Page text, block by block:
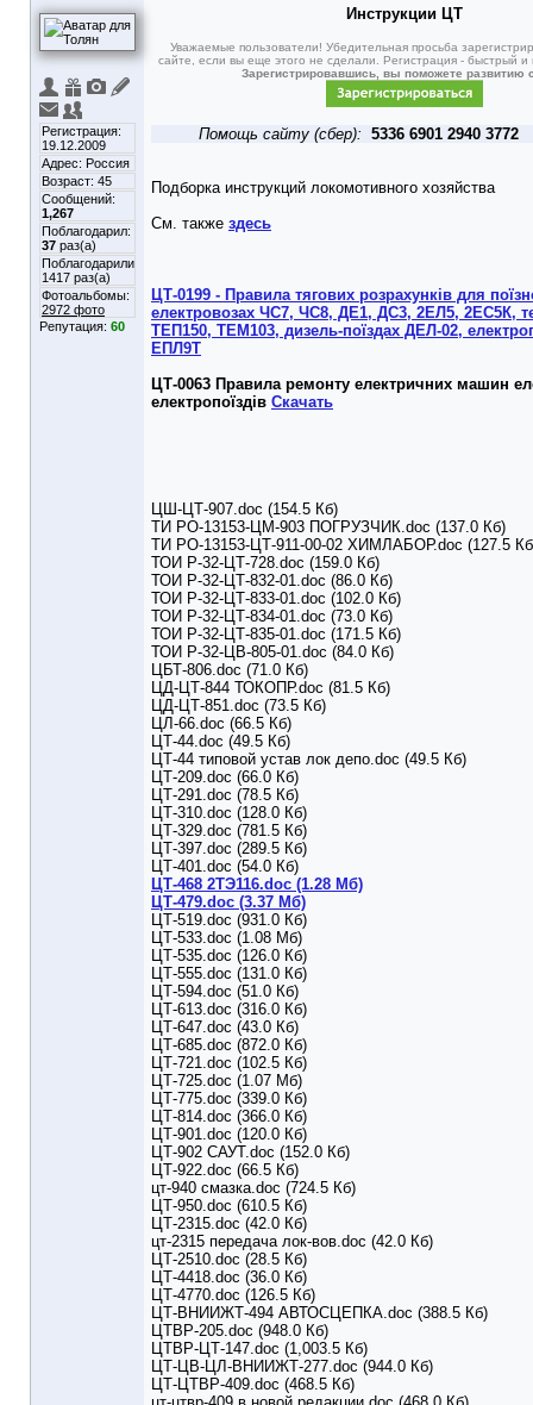
Регистрация:
19.12.2009
Адрес: Россия
Возраст: 45
Сообщений:
1,267
Поблагодарил:
37 раз(а)
Поблагодарили
1417 раз(а)
Фотоальбомы:
2972 фото
Репутация: 60
Инструкции ЦТ
Уважаемые пользователи! Убедительная просьба
сайте, если вы еще этого не сделали. Регистрация - быстрый
Зарегистрировавшись, вы поможете развитию
Помощь сайту (сбер): 5336 6901 2940 3772
Подборка инструкций локомотивного хозяйства
См. также здесь
ЦТ-0199 - Правила тягових розрахунків для
електровозах ЧС7, ЧС8, ДЕ1, ДС3, 2ЕЛ5, 2ЕС5К,
ТЕП150, ТЕМ103, дизель-поїздах ДЕЛ-02,
ЕПЛ9Т
ЦТ-0063 Правила ремонту електричних машин
електропоїздів Скачать
ЦШ-ЦТ-907.doc (154.5 Кб)
ТИ РО-13153-ЦМ-903 ПОГРУЗЧИК.doc (137.0 Кб)
ТИ РО-13153-ЦТ-911-00-02 ХИМЛАБОР.doc (127.5
ТОИ Р-32-ЦТ-728.doc (159.0 Кб)
ТОИ Р-32-ЦТ-832-01.doc (86.0 Кб)
ТОИ Р-32-ЦТ-833-01.doc (102.0 Кб)
ТОИ Р-32-ЦТ-834-01.doc (73.0 Кб)
ТОИ Р-32-ЦТ-835-01.doc (171.5 Кб)
ТОИ Р-32-ЦВ-805-01.doc (84.0 Кб)
ЦБТ-806.doc (71.0 Кб)
ЦД-ЦТ-844 ТОКОПР.doc (81.5 Кб)
ЦД-ЦТ-851.doc (73.5 Кб)
ЦЛ-66.doc (66.5 Кб)
ЦТ-44.doc (49.5 Кб)
ЦТ-44 типовой устав лок депо.doc (49.5 Кб)
ЦТ-209.doc (66.0 Кб)
ЦТ-291.doc (78.5 Кб)
ЦТ-310.doc (128.0 Кб)
ЦТ-329.doc (781.5 Кб)
ЦТ-397.doc (289.5 Кб)
ЦТ-401.doc (54.0 Кб)
ЦТ-468 2ТЭ116.doc (1.28 Мб)
ЦТ-479.doc (3.37 Мб)
ЦТ-519.doc (931.0 Кб)
ЦТ-533.doc (1.08 Мб)
ЦТ-535.doc (126.0 Кб)
ЦТ-555.doc (131.0 Кб)
ЦТ-594.doc (51.0 Кб)
ЦТ-613.doc (316.0 Кб)
ЦТ-647.doc (43.0 Кб)
ЦТ-685.doc (872.0 Кб)
ЦТ-721.doc (102.5 Кб)
ЦТ-725.doc (1.07 Мб)
ЦТ-775.doc (339.0 Кб)
ЦТ-814.doc (366.0 Кб)
ЦТ-901.doc (120.0 Кб)
ЦТ-902 САУТ.doc (152.0 Кб)
ЦТ-922.doc (66.5 Кб)
цт-940 смазка.doc (724.5 Кб)
ЦТ-950.doc (610.5 Кб)
ЦТ-2315.doc (42.0 Кб)
цт-2315 передача лок-вов.doc (42.0 Кб)
ЦТ-2510.doc (28.5 Кб)
ЦТ-4418.doc (36.0 Кб)
ЦТ-4770.doc (126.5 Кб)
ЦТ-ВНИИЖТ-494 АВТОСЦЕПКА.doc (388.5 Кб)
ЦТВР-205.doc (948.0 Кб)
ЦТВР-ЦТ-147.doc (1,003.5 Кб)
ЦТ-ЦВ-ЦЛ-ВНИИЖТ-277.doc (944.0 Кб)
ЦТ-ЦТВР-409.doc (468.5 Кб)